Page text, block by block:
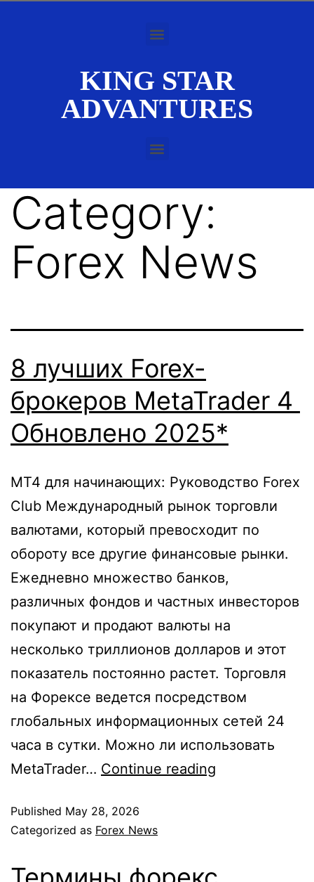
KING STAR
ADVANTURES
Category:
Forex News
8 лучших Forex-
брокеров MetaTrader 4 ️
Обновлено 2025*
MT4 для начинающих: Руководство Forex
Club Международный рынок торговли
валютами, который превосходит по
обороту все другие финансовые рынки.
Ежедневно множество банков,
различных фондов и частных инвесторов
покупают и продают валюты на
несколько триллионов долларов и этот
показатель постоянно растет. Торговля
на Форексе ведется посредством
глобальных информационных сетей 24
часа в сутки. Можно ли использовать
MetaTrader… Continue reading
Published May 28, 2026
Categorized as Forex News